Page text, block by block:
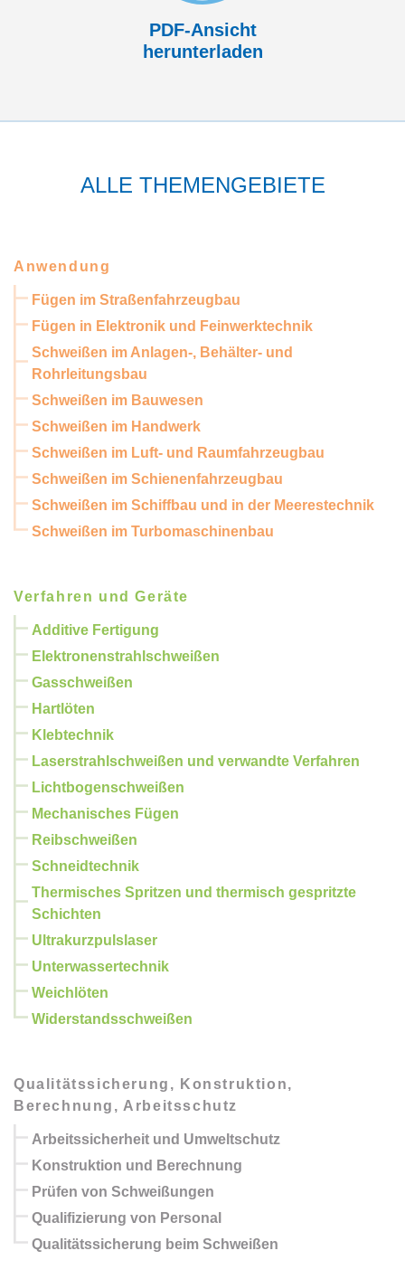
PDF-Ansicht
herunterladen
ALLE THEMENGEBIETE
Anwendung
Fügen im Straßenfahrzeugbau
Fügen in Elektronik und Feinwerktechnik
Schweißen im Anlagen-, Behälter- und
Rohrleitungsbau
Schweißen im Bauwesen
Schweißen im Handwerk
Schweißen im Luft- und Raumfahrzeugbau
Schweißen im Schienenfahrzeugbau
Schweißen im Schiffbau und in der Meerestechnik
Schweißen im Turbomaschinenbau
Verfahren und Geräte
Additive Fertigung
Elektronenstrahlschweißen
Gasschweißen
Hartlöten
Klebtechnik
Laserstrahlschweißen und verwandte Verfahren
Lichtbogenschweißen
Mechanisches Fügen
Reibschweißen
Schneidtechnik
Thermisches Spritzen und thermisch gespritzte
Schichten
Ultrakurzpulslaser
Unterwassertechnik
Weichlöten
Widerstandsschweißen
Qualitätssicherung, Konstruktion,
Berechnung, Arbeitsschutz
Arbeitssicherheit und Umweltschutz
Konstruktion und Berechnung
Prüfen von Schweißungen
Qualifizierung von Personal
Qualitätssicherung beim Schweißen